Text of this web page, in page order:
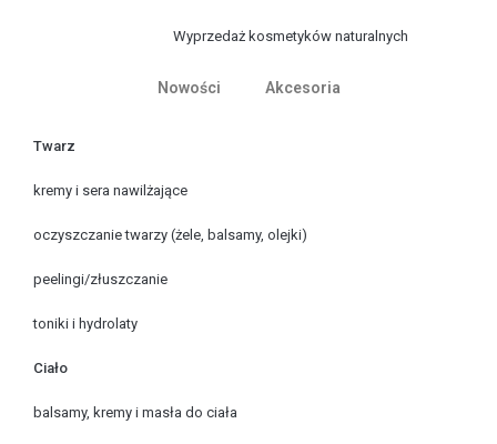
Wyprzedaż kosmetyków naturalnych
Nowości Akcesoria
Twarz
kremy i sera nawilżające
oczyszczanie twarzy (żele, balsamy, olejki)
peelingi/złuszczanie
toniki i hydrolaty
Ciało
balsamy, kremy i masła do ciała